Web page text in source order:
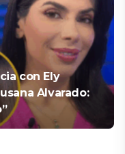
con Ely
Alvarado: